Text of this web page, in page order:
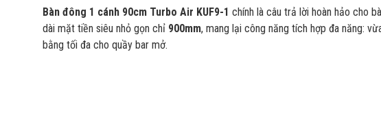
Bàn đông 1 cánh 90cm Turbo Air KUF9-1 chính là câu trả lời hoàn hảo cho
dài mặt tiền siêu nhỏ gọn chỉ 900mm, mang lại công năng tích hợp đa năng:
bằng tối đa cho quầy bar mở.